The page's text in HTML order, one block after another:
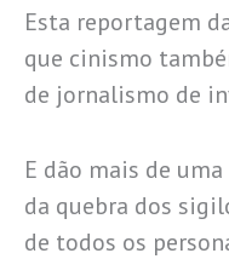
Esta reportagem
que cinismo
de jornalismo de
E dão mais de
da quebra dos
de todos os